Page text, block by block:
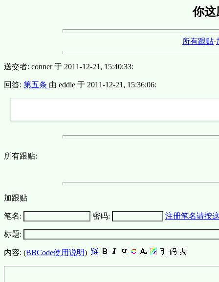
你这
所有跟贴·
送交者: conner 于 2011-12-21, 15:40:33:
回答: 第五条 由 eddie 于 2011-12-21, 15:36:06:
所有跟贴:
加跟贴
笔名: 密码: 注册笔名请按
标题:
内容: (BBCode使用说明)